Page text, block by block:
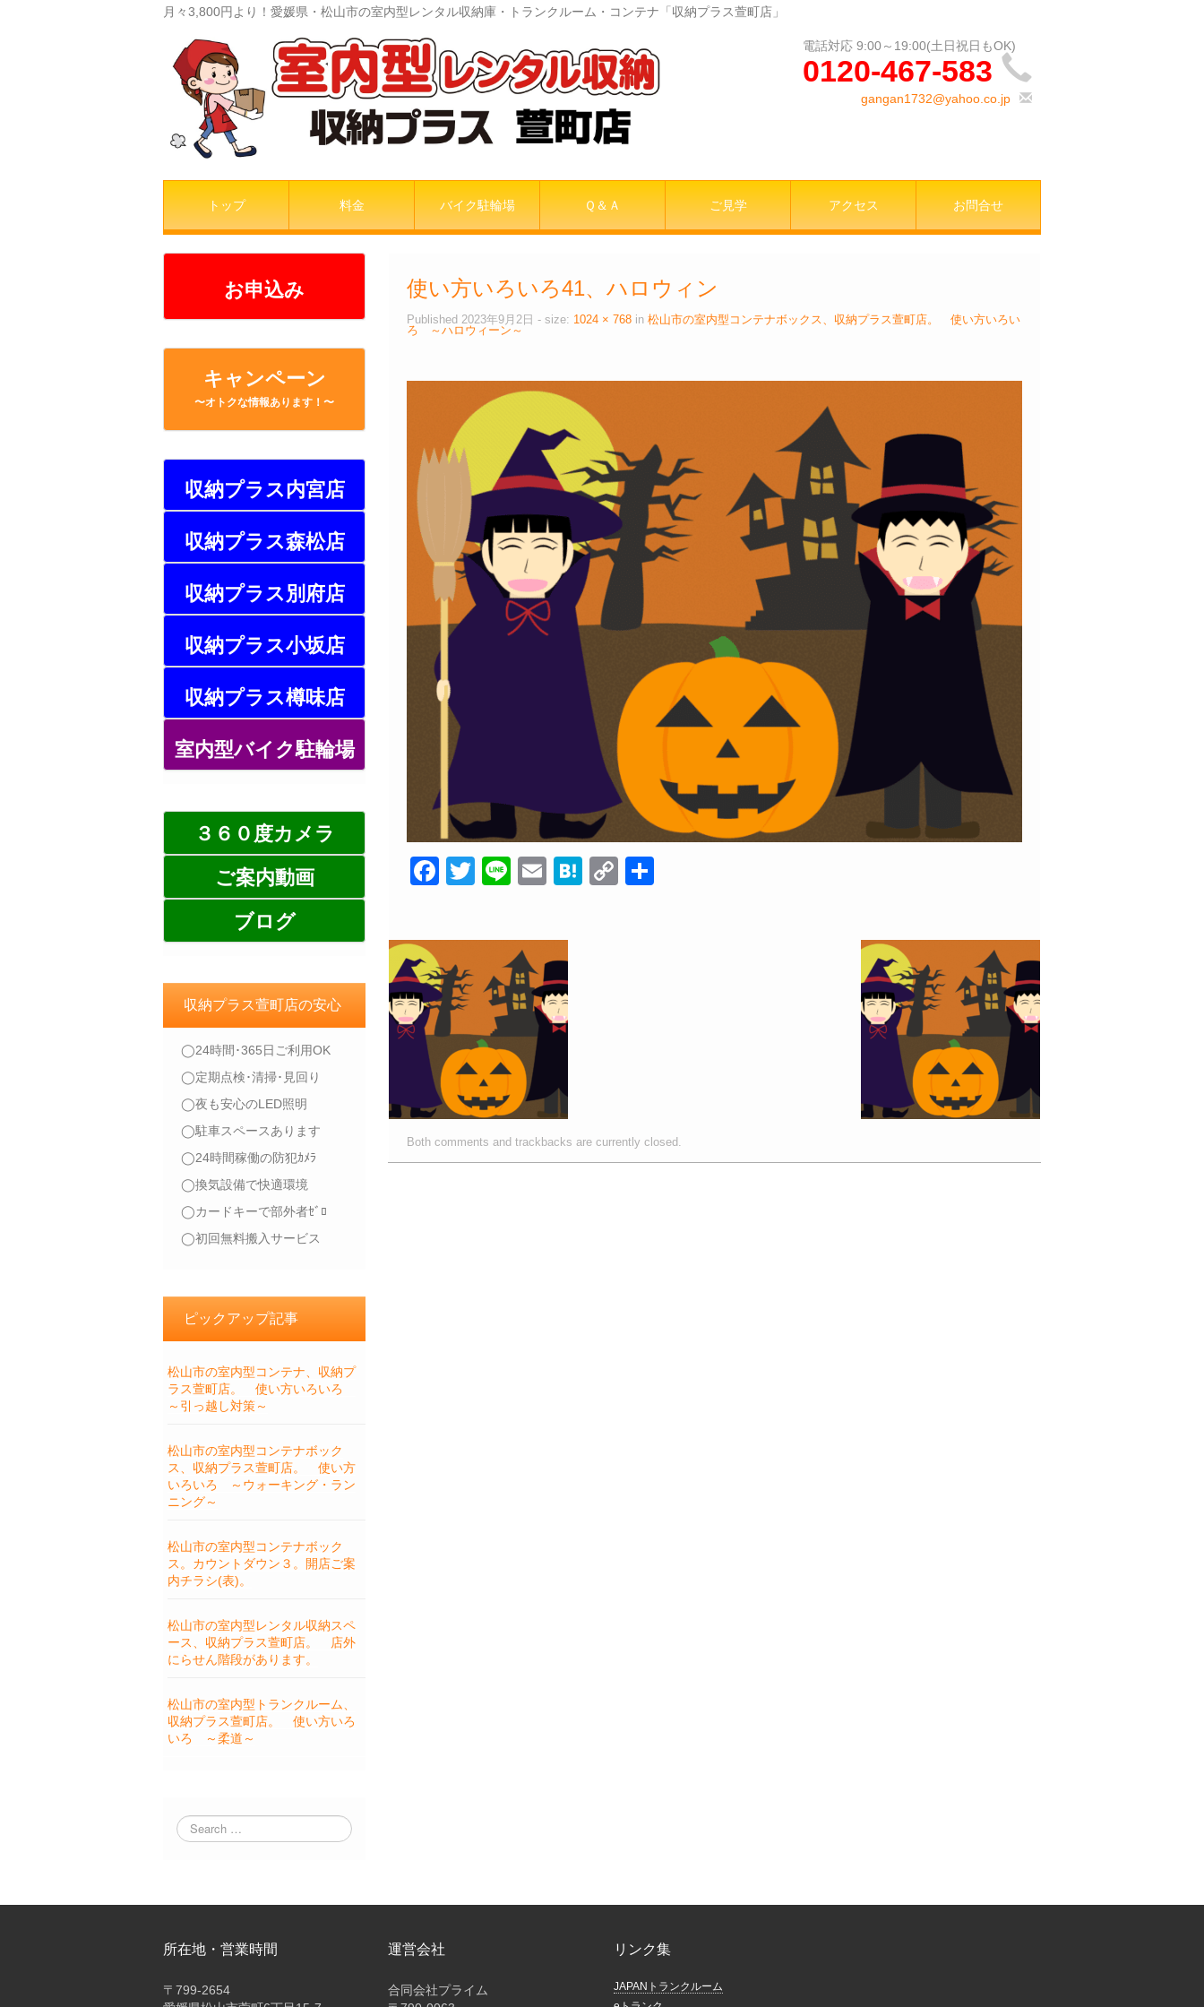
月々3,800円より！愛媛県・松山市の室内型レンタル収納庫・トランクルーム・コンテナ「収納プラス萱町店」
0120-467-583
gangan1732@yahoo.co.jp
トップ 料金 バイク駐輪場 Ｑ＆Ａ ご見学 アクセス お問合せ
お申込み
キャンペーン
〜オトクな情報あります！〜
収納プラス内宮店
収納プラス森松店
収納プラス別府店
収納プラス小坂店
収納プラス樽味店
室内型バイク駐輪場
３６０度カメラ
ご案内動画
ブログ
収納プラス萱町店の安心
◯24時間･365日ご利用OK
◯定期点検･清掃･見回り
◯夜も安心のLED照明
◯駐車スペースあります
◯24時間稼働の防犯ｶﾒﾗ
◯換気設備で快適環境
◯カードキーで部外者ｾﾞﾛ
◯初回無料搬入サービス
ピックアップ記事
松山市の室内型コンテナ、収納プ
ラス萱町店。 使い方いろいろ
～引っ越し対策～
松山市の室内型コンテナボック
ス、収納プラス萱町店。 使い方
いろいろ ～ウォーキング・ラン
ニング～
松山市の室内型コンテナボック
ス。カウントダウン３。開店ご案
内チラシ(表)。
松山市の室内型レンタル収納スペ
ース、収納プラス萱町店。 店外
にらせん階段があります。
松山市の室内型トランクルーム、
収納プラス萱町店。 使い方いろ
いろ ～柔道～
使い方いろいろ41、ハロウィン
Published2023年9月2日 - size: 1024 × 768 in松山市の室内型コンテナボックス、収納プラス萱町店。 使い方いろい
ろ ～ハロウィーン～
F
e
b
o
o
k
T
Li
E
H
C
Both comments and trackbacks are currently closed.
所在地・営業時間
〒 799-2654
運営会社
合同会社プライム
リンク集
JAPANトランクルーム